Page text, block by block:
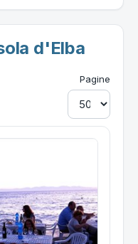
d'Elba
Pagine